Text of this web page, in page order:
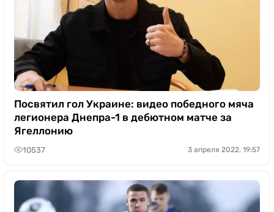
Посвятил гол Украине: видео победного мяча
легионера Днепра-1 в дебютном матче за
Ягеллонию
10537 3 апреля 2022, 19:57